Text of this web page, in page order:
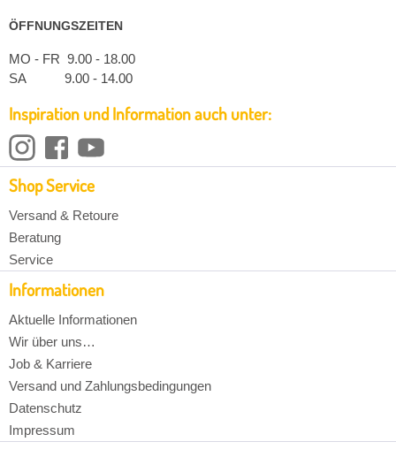
ÖFFNUNGSZEITEN
MO - FR 9.00 - 18.00
SA 9.00 - 14.00
Inspiration und Information auch unter:
Shop Service
Versand & Retoure
Beratung
Service
Informationen
Aktuelle Informationen
Wir über uns…
Job & Karriere
Versand und Zahlungsbedingungen
Datenschutz
Impressum